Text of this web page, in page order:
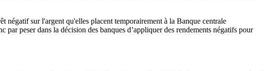
négatif sur l'argent qu'elles placent temporairement à la Banque centrale
peser dans la décision des banques d’appliquer des rendements négatifs pour